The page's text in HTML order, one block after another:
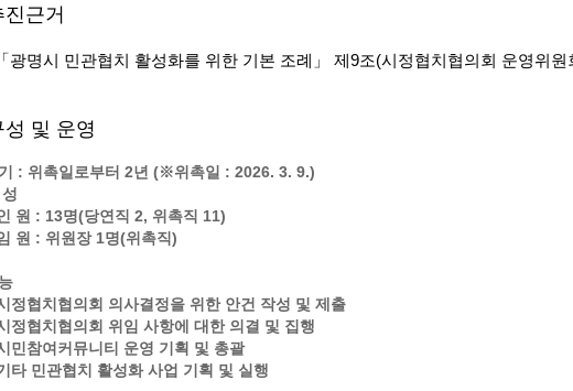
용역과제
주요시책
광명의 역사
국내외 교류
시민이용시설
사회취약계층 전용상담창구
구술 및 전화민원
취업지원 프로그램 운영 현황
지역맞춤형 일자리 창출 지원사업
공공일자리
직업 소개소 현황
진근거
「광명시 민관협치 활성화를 위한 기본 조례」 제9조(시정협치협의회 운영위원
성 및 운영
: 위촉일로부터 2년 (※위촉일 : 2026. 3. 9.)
원 : 13명(당연직 2, 위촉직 11)
원 : 위원장 1명(위촉직)
정협치협의회 의사결정을 위한 안건 작성 및 제출
정협치협의회 위임 사항에 대한 의결 및 집행
민참여커뮤니티 운영 기획 및 총괄
타 민관협치 활성화 사업 기획 및 실행